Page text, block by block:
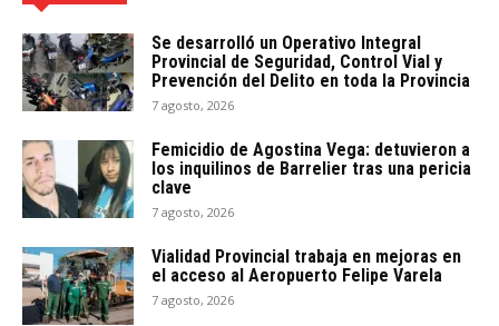
Se desarrolló un Operativo Integral
Provincial de Seguridad, Control Vial y
Prevención del Delito en toda la Provincia
7 agosto, 2026
Femicidio de Agostina Vega: detuvieron a
los inquilinos de Barrelier tras una pericia
clave
7 agosto, 2026
Vialidad Provincial trabaja en mejoras en
el acceso al Aeropuerto Felipe Varela
7 agosto, 2026